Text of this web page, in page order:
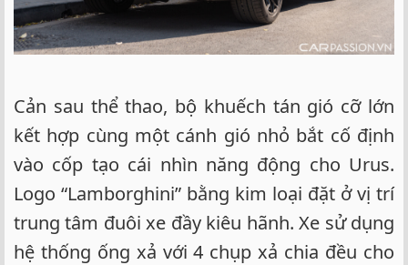
Cản sau thể thao, bộ khuếch tán gió cỡ lớn
kết hợp cùng một cánh gió nhỏ bắt cố định
vào cốp tạo cái nhìn năng động cho Urus.
Logo “Lamborghini” bằng kim loại đặt ở vị trí
trung tâm đuôi xe đầy kiêu hãnh. Xe sử dụng
hệ thống ống xả với 4 chụp xả chia đều cho